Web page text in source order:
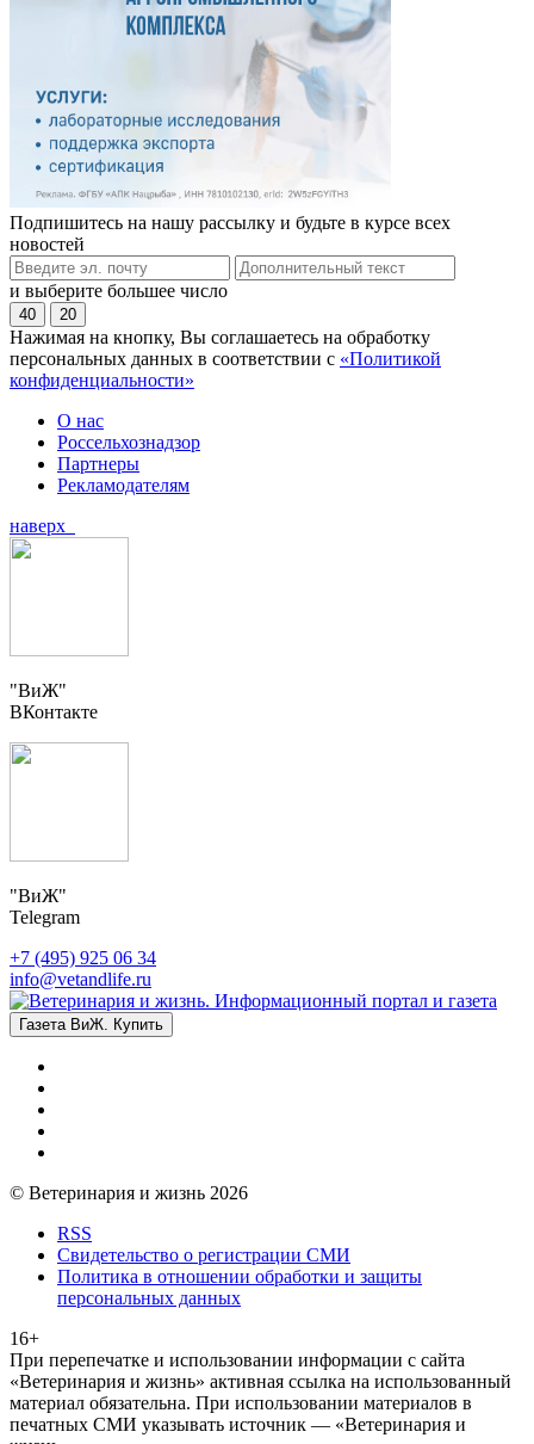
Подпишитесь на нашу рассылку и будьте в курсе всех
новостей
и выберите большее число
40 20
Нажимая на кнопку, Вы соглашаетесь на обработку
персональных данных в соответствии с «Политикой
конфиденциальности»
О нас
Россельхознадзор
Партнеры
Рекламодателям
наверх
"ВиЖ"
ВКонтакте
"ВиЖ"
Telegram
+7 (495) 925 06 34
info@vetandlife.ru
Газета ВиЖ. Купить
© Ветеринария и жизнь 2026
RSS
Свидетельство о регистрации СМИ
Политика в отношении обработки и защиты
персональных данных
16+
При перепечатке и использовании информации с сайта
«Ветеринария и жизнь» активная ссылка на использованный
материал обязательна. При использовании материалов в
печатных СМИ указывать источник — «Ветеринария и